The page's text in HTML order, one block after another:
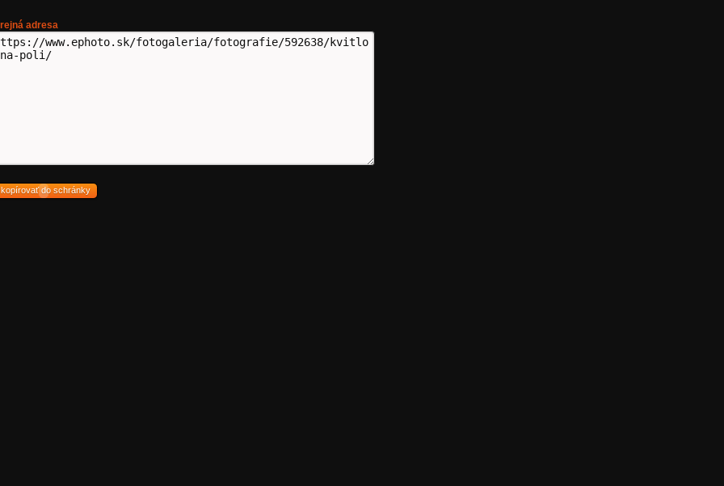
adresa
do schránky